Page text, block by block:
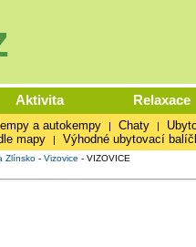
Aktivita Relaxace
a autokempy | Chaty |
mapy | Výhodné ubytovací
Zlínsko- Vizovice - VIZOVICE